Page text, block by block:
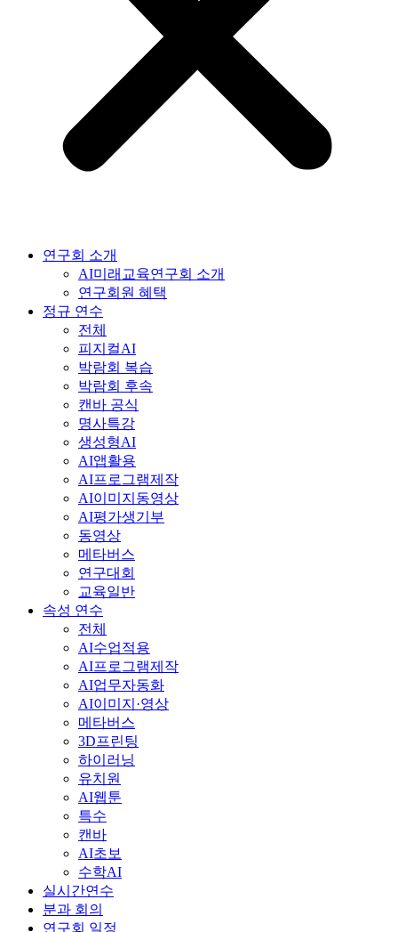
연구회 소개
AI미래교육연구회 소개
연구회원 혜택
정규 연수
전체
피지컬AI
박람회 복습
박람회 후속
캔바 공식
명사특강
생성형AI
AI앱활용
AI프로그램제작
AI이미지동영상
AI평가생기부
동영상
메타버스
연구대회
교육일반
속성 연수
전체
AI수업적용
AI프로그램제작
AI업무자동화
AI이미지·영상
메타버스
3D프린팅
하이러닝
유치원
AI웹툰
특수
캔바
AI초보
수학AI
실시간연수
분과 회의
연구회 일정